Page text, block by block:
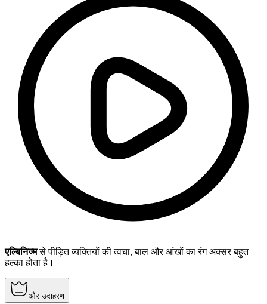
एल्बिनिज्मसे पीड़ित व्यक्तियों की त्वचा, बाल और आंखों का रंग अक्सर बहुत
हल्का होता है।
और उदाहरण